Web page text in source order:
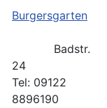
Burgersgarten
Badstr.
24
Tel: 09122
8896190